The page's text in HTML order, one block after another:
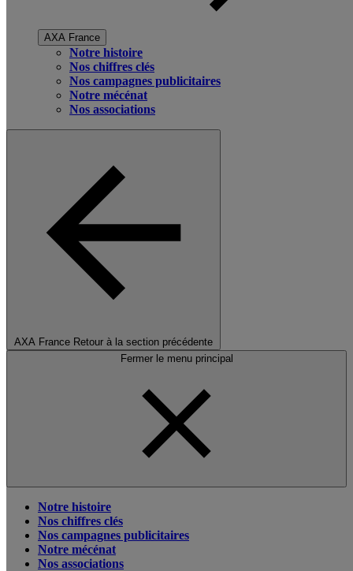
AXA France
Notre histoire
Nos chiffres clés
Nos campagnes publicitaires
Notre mécénat
Nos associations
AXA France Retour à la section précédente
Fermer le menu principal
Notre histoire
Nos chiffres clés
Nos campagnes publicitaires
Notre mécénat
Nos associations